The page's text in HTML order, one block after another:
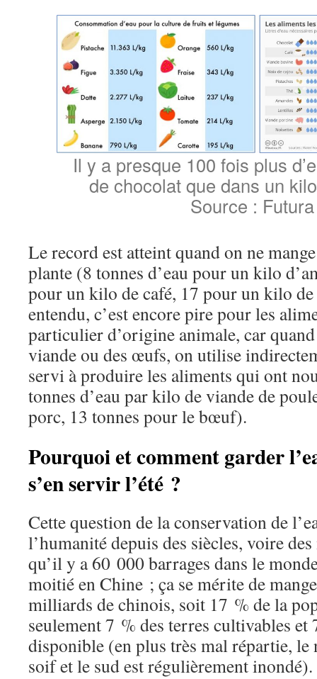
Il y a presque 100 fois plus
de chocolat que dans un
Source :
Le record est atteint quand on ne
plante (8 tonnes d’eau pour un kilo
pour un kilo de café, 17 pour un kilo
entendu, c’est encore pire pour les
particulier d’origine animale, car
viande ou des œufs, on utilise
servi à produire les aliments qui ont
tonnes d’eau par kilo de viande de
porc, 13 tonnes pour le bœuf).
Pourquoi et comment garder
s’en servir l’été ?
Cette question de la conservation de
l’humanité depuis des siècles, voire
qu’il y a 60 000 barrages dans le
moitié en Chine ; ça se mérite de
milliards de chinois, soit 17 % de la
seulement 7 % des terres cultivables et
disponible (en plus très mal répartie,
soif et le sud est régulièrement inondé).